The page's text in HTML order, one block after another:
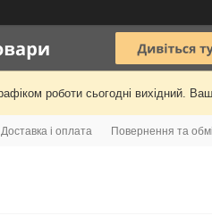
роботи сьогодні вихідний.
Доставка і оплата Повернення та